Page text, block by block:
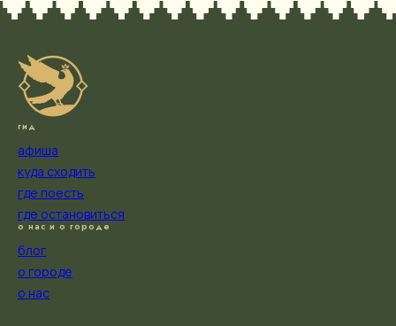
гид
афиша
куда сходить
где поесть
где остановиться
о нас и о городе
блог
о городе
о нас